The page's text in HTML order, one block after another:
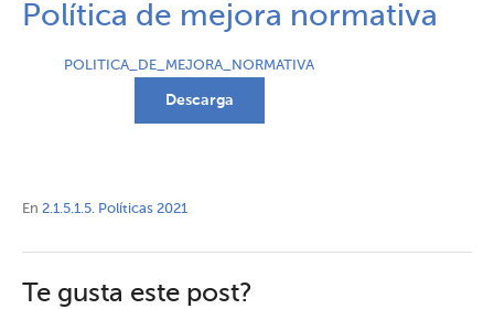
Política de mejora normativa
POLITICA_DE_MEJORA_NORMATIVA
Descarga
En 2.1.5.1.5. Políticas 2021
Te gusta este post?